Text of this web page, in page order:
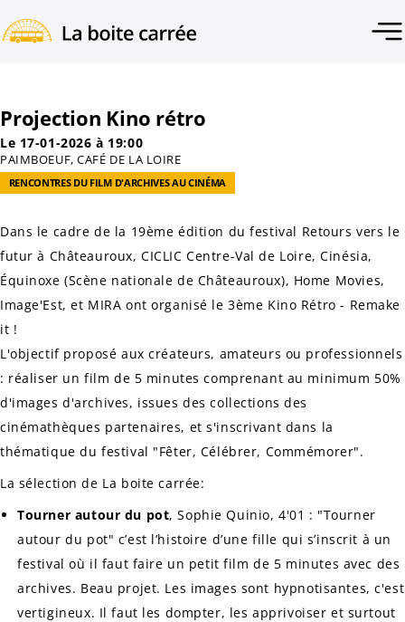
Projection Kino rétro
Le 17-01-2026 à 19:00
PAIMBOEUF, CAFÉ DE LA LOIRE
RENCONTRES DU FILM D'ARCHIVES AU CINÉMA
Dans le cadre de la 19ème édition du festival Retours vers le
futur à Châteauroux, CICLIC Centre-Val de Loire, Cinésia,
Équinoxe (Scène nationale de Châteauroux), Home Movies,
Image'Est, et MIRA ont organisé le 3ème Kino Rétro - Remake
it !
L'objectif proposé aux créateurs, amateurs ou professionnels
: réaliser un film de 5 minutes comprenant au minimum 50%
d'images d'archives, issues des collections des
cinémathèques partenaires, et s'inscrivant dans la
thématique du festival "Fêter, Célébrer, Commémorer".
La sélection de La boite carrée:
Tourner autour du pot, Sophie Quinio, 4'01 : "Tourner
autour du pot" c’est l’histoire d’une fille qui s’inscrit à un
festival où il faut faire un petit film de 5 minutes avec des
archives. Beau projet. Les images sont hypnotisantes, c'est
vertigineux. Il faut les dompter, les apprivoiser et surtout